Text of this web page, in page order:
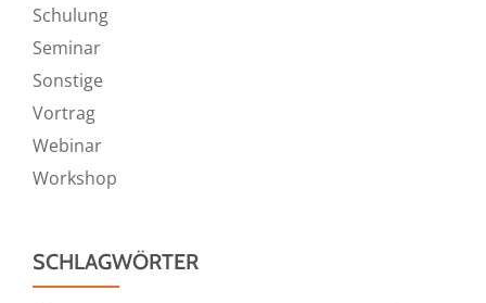
Schulung
Seminar
Sonstige
Vortrag
Webinar
Workshop
SCHLAGWÖRTER